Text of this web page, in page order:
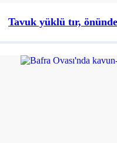
Tavuk yüklü tır,